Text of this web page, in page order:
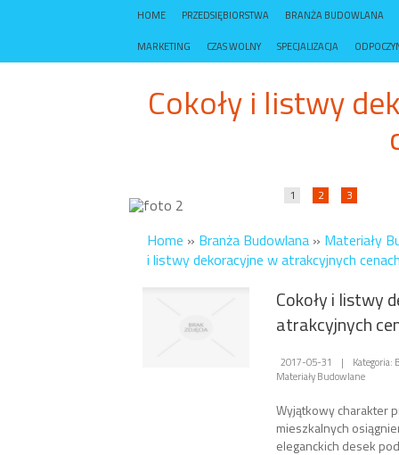
HOME PRZEDSIĘBIORSTWA BRANŻA BUDOWLANA
MARKETING CZAS WOLNY SPECJALIZACJA
Cokoły i listwy
1 2 3
Home » Branża Budowlana » Materiały
i listwy dekoracyjne w atrakcyjnych
Cokoły i listwy
atrakcyjnych
2017-05-31 |
Kategoria:
Materiały Budowlane
Wyjątkowy charakter
mieszkalnych
eleganckich desek